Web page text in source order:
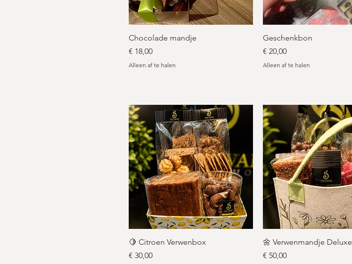
Chocolade mandje
Prijs
€ 18,00
Alleen af te halen
Geschenkbon
Prijs
€ 20,00
Alleen af te halen
🍋 Citroen Verwenbox
Prijs
€ 30,00
🌼 Verwenmandje Deluxe
Prijs
€ 50,00